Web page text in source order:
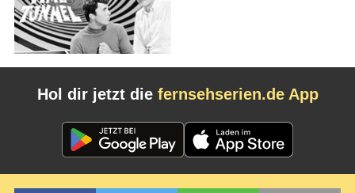
Hol dir jetzt die fernsehserien.de App